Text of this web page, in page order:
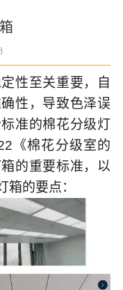
性至关重要，自
性，导致色泽误
准的棉花分级灯
《棉花分级室的
的重要标准，以
的要点：